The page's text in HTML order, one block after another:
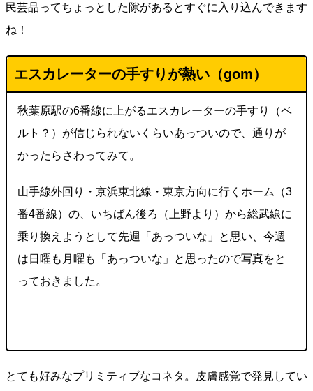
民芸品ってちょっとした隙があるとすぐに入り込んできます
ね！
エスカレーターの手すりが熱い（gom）
秋葉原駅の6番線に上がるエスカレーターの手すり（ベ
ルト？）が信じられないくらいあっついので、通りが
かったらさわってみて。
山手線外回り・京浜東北線・東京方向に行くホーム（3
番4番線）の、いちばん後ろ（上野より）から総武線に
乗り換えようとして先週「あっついな」と思い、今週
は日曜も月曜も「あっついな」と思ったので写真をと
っておきました。
とても好みなプリミティブなコネタ。皮膚感覚で発見してい